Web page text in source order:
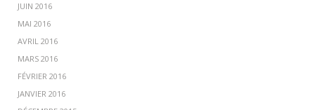
JUIN 2016
MAI 2016
AVRIL 2016
MARS 2016
FÉVRIER 2016
JANVIER 2016